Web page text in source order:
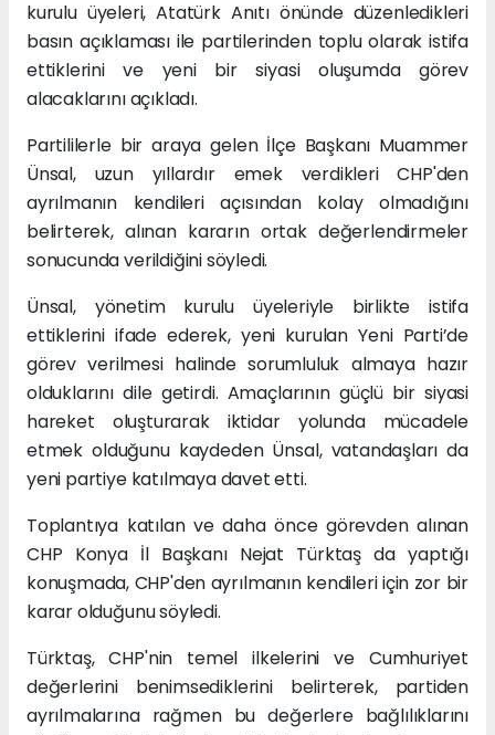
kurulu üyeleri, Atatürk Anıtı önünde düzenledikleri
basın açıklaması ile partilerinden toplu olarak istifa
ettiklerini ve yeni bir siyasi oluşumda görev
alacaklarını açıkladı.
Partililerle bir araya gelen İlçe Başkanı Muammer
Ünsal, uzun yıllardır emek verdikleri CHP'den
ayrılmanın kendileri açısından kolay olmadığını
belirterek, alınan kararın ortak değerlendirmeler
sonucunda verildiğini söyledi.
Ünsal, yönetim kurulu üyeleriyle birlikte istifa
ettiklerini ifade ederek, yeni kurulan Yeni Parti’de
görev verilmesi halinde sorumluluk almaya hazır
olduklarını dile getirdi. Amaçlarının güçlü bir siyasi
hareket oluşturarak iktidar yolunda mücadele
etmek olduğunu kaydeden Ünsal, vatandaşları da
yeni partiye katılmaya davet etti.
Toplantıya katılan ve daha önce görevden alınan
CHP Konya İl Başkanı Nejat Türktaş da yaptığı
konuşmada, CHP'den ayrılmanın kendileri için zor bir
karar olduğunu söyledi.
Türktaş, CHP'nin temel ilkelerini ve Cumhuriyet
değerlerini benimsediklerini belirterek, partiden
ayrılmalarına rağmen bu değerlere bağlılıklarını